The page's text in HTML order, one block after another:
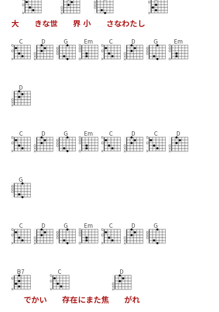
大 きな世 界 小 さなわたし
C D G Em C D G Em
D
C D G Em C D C D
G
C D G Em C D G
B7
でかい
C
存在にまた焦
D
がれ